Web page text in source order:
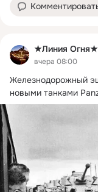
★Линия Огня★
вчера 08:00
Железнодорожный
новыми танками